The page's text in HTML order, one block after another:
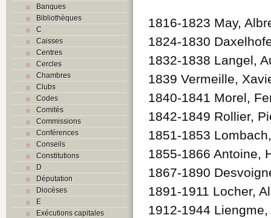
Banques
Bibliothèques
C
Caisses
Centres
Cercles
Chambres
Clubs
Codes
Comités
Commissions
Conférences
Conseils
Constitutions
D
Députation
Diocèses
E
Exécutions capitales
1816-1823 May,
1824-1830
1832-1838 Langel,
1839 Vermeille,
1840-1841 Morel,
1842-1849 Rollier,
1851-1853
1855-1866 Antoine,
1867-1890
1891-1911 Locher,
1912-1944